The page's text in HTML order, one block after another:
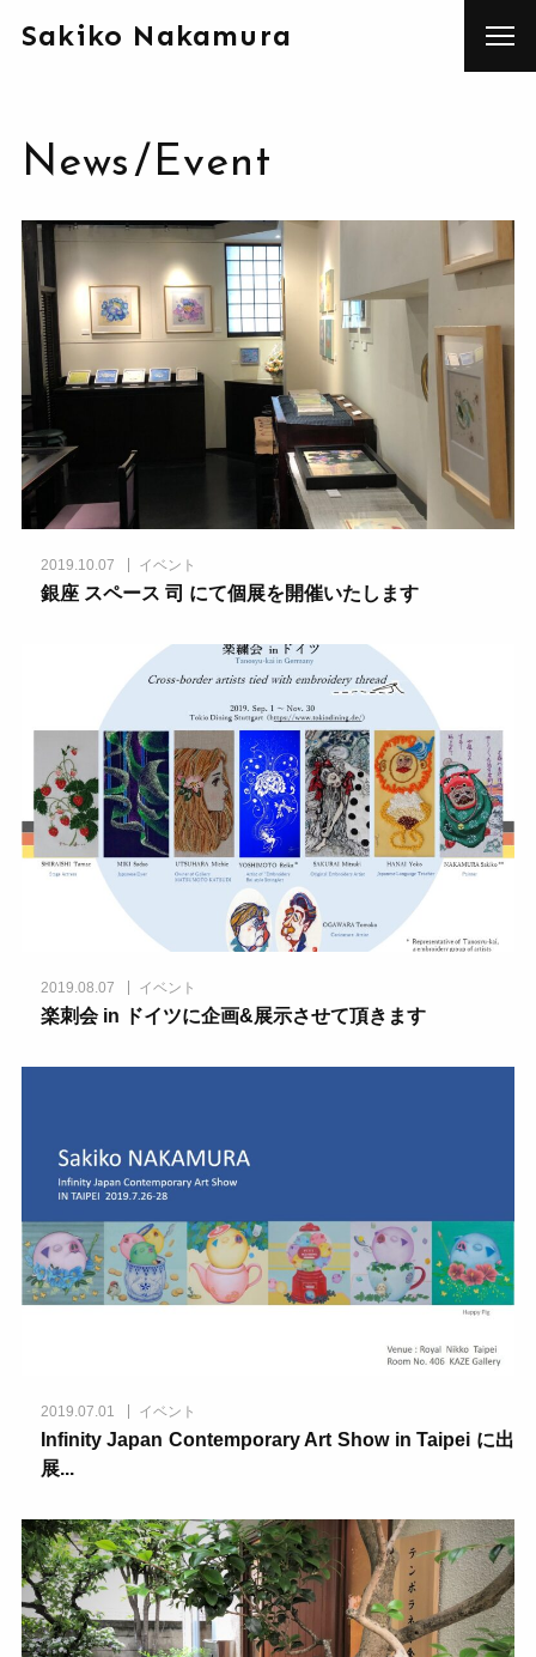
Sakiko Nakamura
News/ Event
2019.10.07 イベント
銀座 スペース 司 にて個展を開催いたします
2019.08.07 イベント
楽刺会 in ドイツに企画&展示させて頂きます
2019.07.01 イベント
Infinity Japan Contemporary Art Show in Taipei に出
展...